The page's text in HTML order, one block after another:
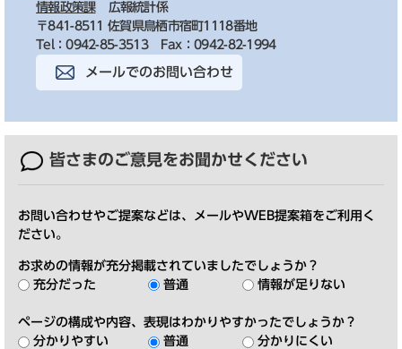
情報政策課
広報統計係
〒841-8511 佐賀県鳥栖市宿町1118番地
Tel：0942-85-3513
Fax：0942-82-1994
メールでのお問い合わせ
皆さまのご意見をお聞かせください
お問い合わせやご提案などは、メールやWEB提案箱をご利用く
ださい。
お求めの情報が充分掲載されていましたでしょうか？
充分だった
普通 情報が足りない
ページの構成や内容、表現はわかりやすかったでしょうか？
分かりやすい
普通 分かりにくい